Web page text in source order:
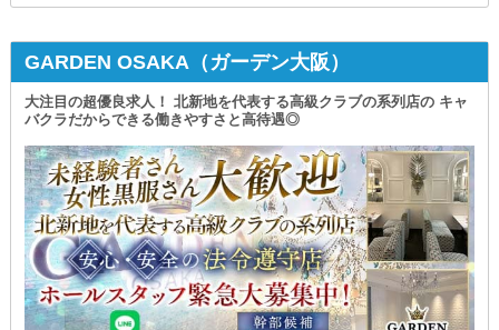
GARDEN OSAKA（ガーデン大阪）
大注目の超優良求人！ 北新地を代表する高級クラブの系列店の キャ
バクラだからできる働きやすさと高待遇◎